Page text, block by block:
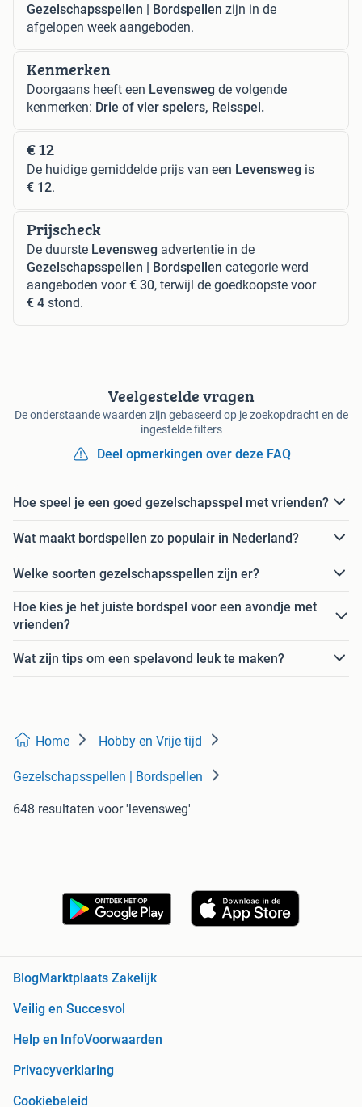
Gezelschapsspellen | Bordspellen zijn in de
afgelopen week aangeboden.
Kenmerken
Doorgaans heeft een Levensweg de volgende
kenmerken: Drie of vier spelers, Reisspel.
€ 12
De huidige gemiddelde prijs van een Levensweg is
€ 12.
Prijscheck
De duurste Levensweg advertentie in de
Gezelschapsspellen | Bordspellen categorie werd
aangeboden voor€ 30, terwijl de goedkoopste voor
€ 4 stond.
Veelgestelde vragen
De onderstaande waarden zijn gebaseerd op je zoekopdracht en de
ingestelde filters
Deel opmerkingen over deze FAQ
Hoe speel je een goed gezelschapsspel met vrienden?
Wat maakt bordspellen zo populair in Nederland?
Welke soorten gezelschapsspellen zijn er?
Hoe kies je het juiste bordspel voor een avondje met
vrienden?
Wat zijn tips om een spelavond leuk te maken?
Home Hobby en Vrije tijd
Gezelschapsspellen | Bordspellen
648 resultaten voor 'levensweg'
BlogMarktplaats Zakelijk
Veilig en Succesvol
Help en InfoVoorwaarden
Privacyverklaring
Cookiebeleid